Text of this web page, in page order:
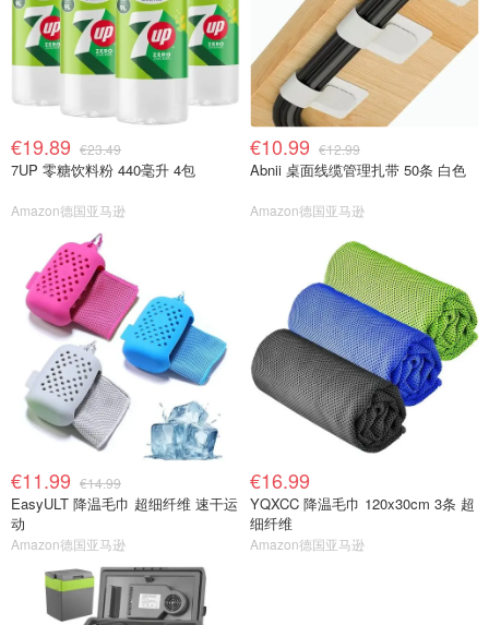
€19.89 €23.49
7UP 零糖饮料粉 440毫升 4包
Amazon德国亚马逊
€10.99 €12.99
Abnii 桌面线缆管理扎带 50条 白色
Amazon德国亚马逊
€11.99 €14.99
EasyULT 降温毛巾 超细纤维 速干运
动
Amazon德国亚马逊
€16.99
YQXCC 降温毛巾 120x30cm 3条 超
细纤维
Amazon德国亚马逊